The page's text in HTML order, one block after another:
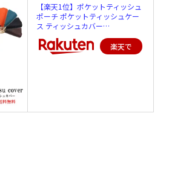
【楽天1位】ポケットティッシュ
ポーチ ポケットティッシュケー
ス ティッシュカバー…
楽天で